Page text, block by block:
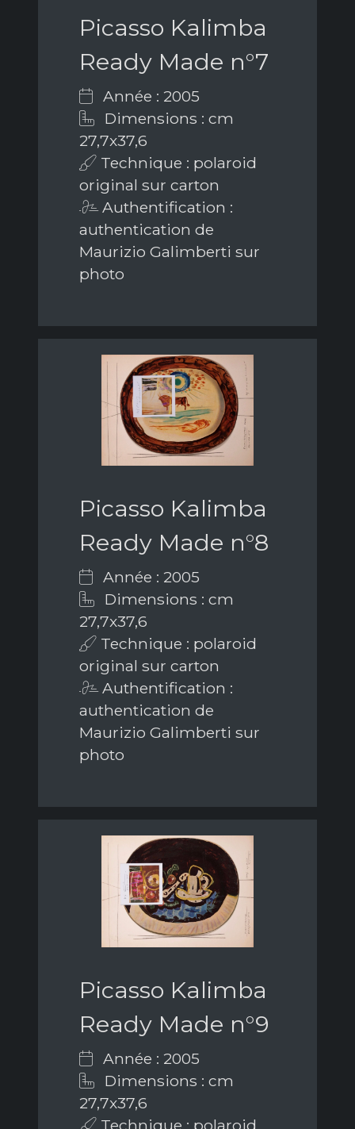
Picasso Kalimba
Ready Made n°7
Année : 2005
Dimensions : cm
27,7x37,6
Technique : polaroid
original sur carton
Authentification :
authentication de
Maurizio Galimberti sur
photo
Picasso Kalimba
Ready Made n°8
Année : 2005
Dimensions : cm
27,7x37,6
Technique : polaroid
original sur carton
Authentification :
authentication de
Maurizio Galimberti sur
photo
Picasso Kalimba
Ready Made n°9
Année : 2005
Dimensions : cm
27,7x37,6